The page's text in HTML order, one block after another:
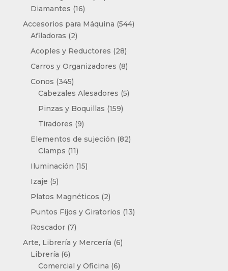
Diamantes 1616
productos
Accesorios para Máquina 544544
Afiladoras 22
productos
Acoples y Reductores 2828
productos
Carros y Organizadores 88
Conos 345345
productos
Cabezales Alesadores 55
Pinzas y Boquillas 159159
Tiradores 99
productos
Elementos de sujeción 8282
Clamps 1111
productos
Iluminación 1515
Izaje 55
productos
Platos Magnéticos 22
productos
Puntos Fijos y Giratorios 1313
Roscador 77
productos
Arte, Librería y Mercería 66
Librería 66
productos
Comercial y Oficina 66